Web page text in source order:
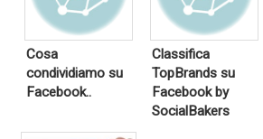
Cosa
condividiamo su
Facebook..
Classifica
TopBrands su
Facebook by
SocialBakers